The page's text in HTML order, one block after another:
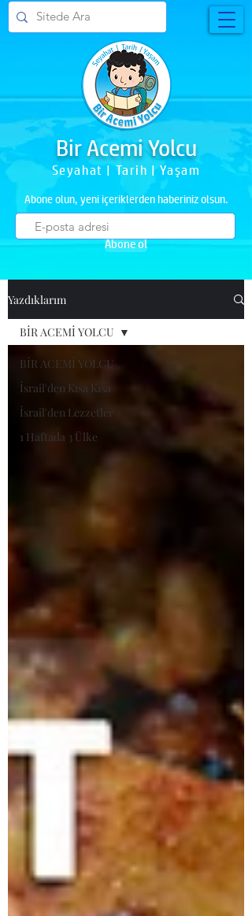
Bir Acemi Yolcu
Seyahat | Tarih | Yaşam
Abone olun, yeni içeriklerden haberiniz olsun.
Abone ol
Yazdıklarım
BİR ACEMİ YOLCU
İsrail'den Kısa Kısa
İsrail'den Lezzetler
1 Haftada 3 Ülke
BİR ACEMİ YOLCU